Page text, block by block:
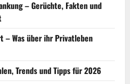
– Gerüchte, Fakten und
– Was über ihr Privatleben
Trends und Tipps für 2026